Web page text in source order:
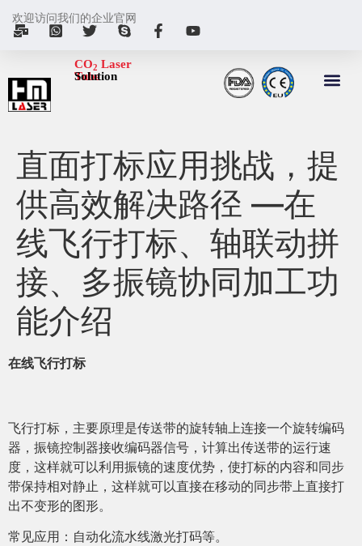
欢迎访问我们的企业官网
CO2 Laser
Tube
Solution
直面打标应用挑战，提
供高效解决路径 —在
线飞行打标、轴联动拼
接、多振镜协同加工功
能介绍
在线飞行打标
飞行打标，主要原理是传送带的旋转轴上连接一个旋转编码
器，振镜控制器接收编码器信号，计算出传送带的运行速
度，这样就可以利用振镜的速度优势，使打标的内容和同步
带保持相对静止，这样就可以直接在移动的同步带上直接打
出不变形的图形。
常见应用：自动化流水线激光打码等。